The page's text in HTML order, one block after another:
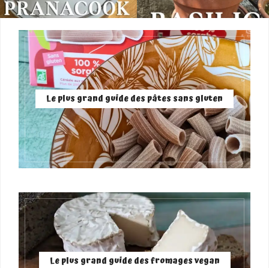
Le plus grand guide des pâtes sans gluten
Le plus grand guide des fromages vegan